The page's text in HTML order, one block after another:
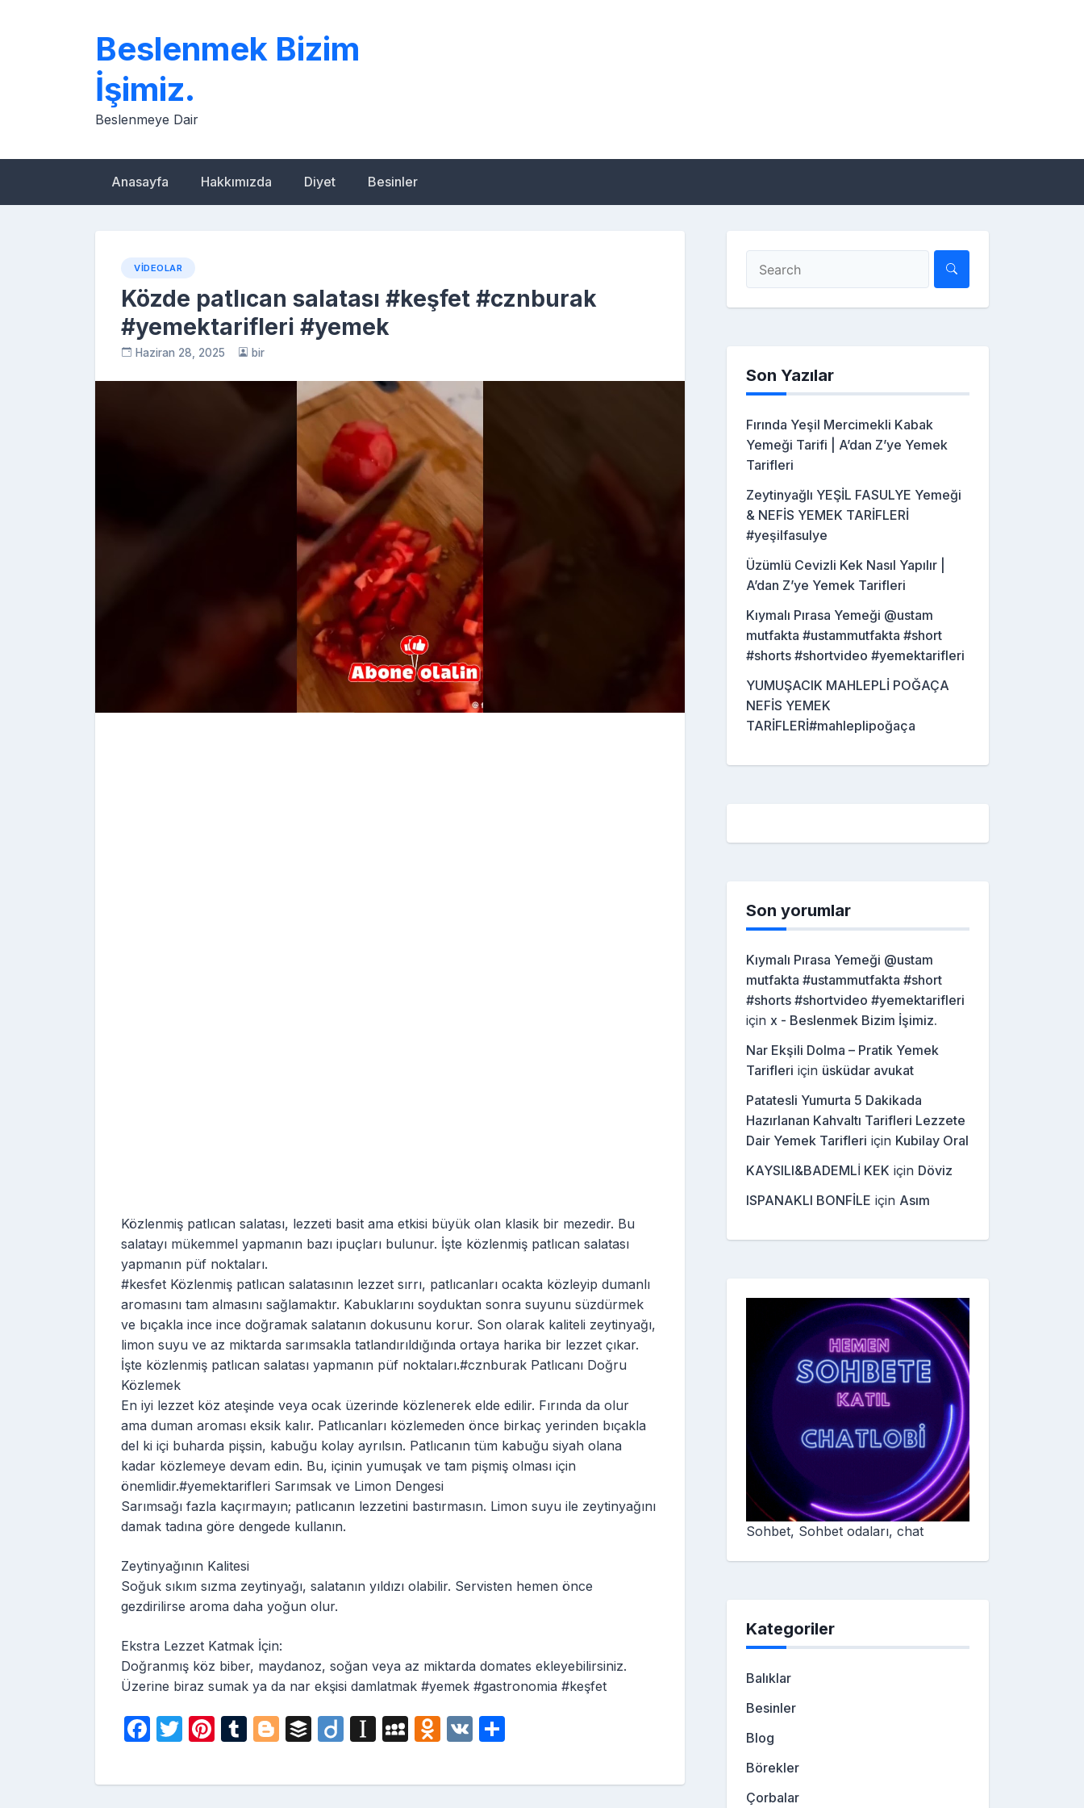
Beslenmek Bizim
İşimiz.
Beslenmeye Dair
Anasayfa Hakkımızda Diyet Besinler
VIDEOLAR
Közde patlıcan salatası #keşfet #cznburak
#yemektarifleri #yemek
Haziran 28, 2025 bir
Közlenmiş patlıcan salatası, lezzeti basit ama etkisi büyük olan klasik bir mezedir. Bu
salatayı mükemmel yapmanın bazı ipuçları bulunur. İşte közlenmiş patlıcan salatası
yapmanın püf noktaları.
#kesfet Közlenmiş patlıcan salatasının lezzet sırrı, patlıcanları ocakta közleyip dumanlı
aromasını tam almasını sağlamaktır. Kabuklarını soyduktan sonra suyunu süzdürmek
ve bıçakla ince ince doğramak salatanın dokusunu korur. Son olarak kaliteli zeytinyağı,
limon suyu ve az miktarda sarımsakla tatlandırıldığında ortaya harika bir lezzet çıkar.
İşte közlenmiş patlıcan salatası yapmanın püf noktaları.#cznburak Patlıcanı Doğru
Közlemek
En iyi lezzet köz ateşinde veya ocak üzerinde közlenerek elde edilir. Fırında da olur
ama duman aroması eksik kalır. Patlıcanları közlemeden önce birkaç yerinden bıçakla
del ki içi buharda pişsin, kabuğu kolay ayrılsın. Patlıcanın tüm kabuğu siyah olana
kadar közlemeye devam edin. Bu, içinin yumuşak ve tam pişmiş olması için
önemlidir.#yemektarifleri Sarımsak ve Limon Dengesi
Sarımsağı fazla kaçırmayın; patlıcanın lezzetini bastırmasın. Limon suyu ile zeytinyağını
damak tadına göre dengede kullanın.
Zeytinyağının Kalitesi
Soğuk sıkım sızma zeytinyağı, salatanın yıldızı olabilir. Servisten hemen önce
gezdirilirse aroma daha yoğun olur.
Ekstra Lezzet Katmak İçin:
Doğranmış köz biber, maydanoz, soğan veya az miktarda domates ekleyebilirsiniz.
Üzerine biraz sumak ya da nar ekşisi damlatmak #yemek #gastronomia #keşfet
F
c
T
itt
Pi
er
T
m
Bl
g
B
fe
Di
o
In
a
M
S
O
n
V
ar
Son Yazılar
Fırında Yeşil Mercimekli Kabak
Yemeği Tarifi | A’dan Z’ye Yemek
Tarifleri
Zeytinyağlı YEŞİL FASULYE Yemeği
& NEFİS YEMEK TARİFLERİ
#yeşilfasulye
Üzümlü Cevizli Kek Nasıl Yapılır |
A’dan Z’ye Yemek Tarifleri
Kıymalı Pırasa Yemeği @ustam
mutfakta #ustammutfakta #short
#shorts #shortvideo #yemektarifleri
YUMUŞACIK MAHLEPLİ POĞAÇA
NEFİS YEMEK
TARİFLERİ#mahleplipoğaça
Son yorumlar
Kıymalı Pırasa Yemeği @ustam
mutfakta #ustammutfakta #short
#shorts #shortvideo #yemektarifleri
için x - Beslenmek Bizim İşimiz.
Nar Ekşili Dolma – Pratik Yemek
Tarifleri için üsküdar avukat
Patatesli Yumurta 5 Dakikada
Hazırlanan Kahvaltı Tarifleri Lezzete
Dair Yemek Tarifleri için Kubilay Oral
KAYSILI&BADEMLİ KEK için Döviz
ISPANAKLI BONFİLE için Asım
Sohbet, Sohbet odaları, chat
Kategoriler
Balıklar
Besinler
Blog
Börekler
Çorbalar